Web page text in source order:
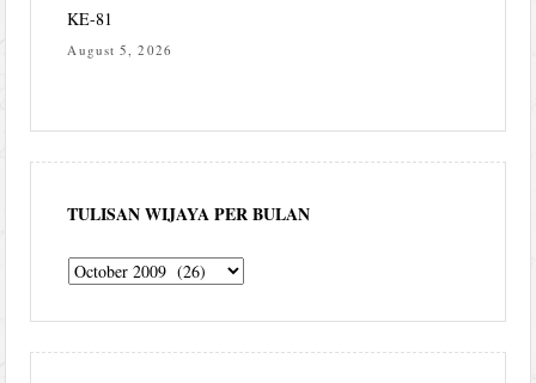
KE-81
August 5, 2026
TULISAN WIJAYA PER BULAN
Tulisan
per
bulan